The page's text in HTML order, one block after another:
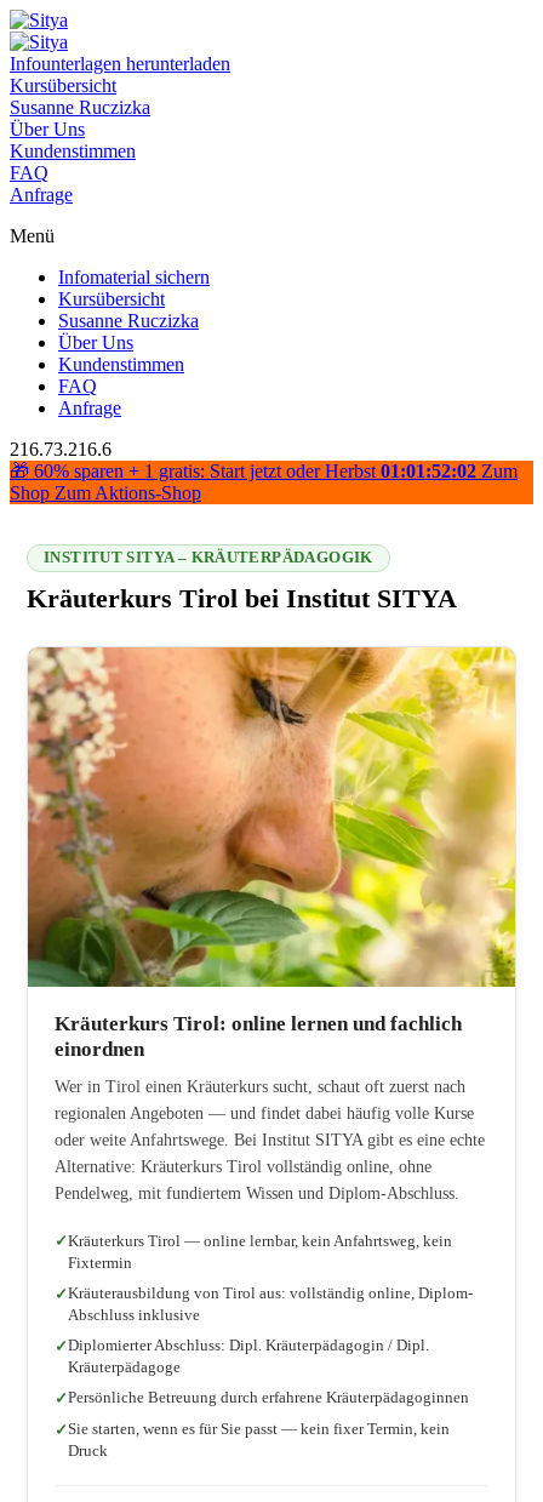
Infounterlagen herunterladen
Kursübersicht
Susanne Ruczizka
Über Uns
Kundenstimmen
FAQ
Anfrage
Menü
Infomaterial sichern
Kursübersicht
Susanne Ruczizka
Über Uns
Kundenstimmen
FAQ
Anfrage
216.73.216.6
🎁 60% sparen + 1 gratis: Start jetzt oder Herbst 01:01:52:02 Zum
Shop Zum Aktions-Shop
INSTITUT SITYA – KRÄUTERPÄDAGOGIK
Kräuterkurs Tirol bei Institut SITYA
216.73.216.6 2026-08-06 22:06:50
Kräuterkurs Tirol: online lernen und fachlich
einordnen
Wer in Tirol einen Kräuterkurs sucht, schaut oft zuerst nach
regionalen Angeboten — und findet dabei häufig volle Kurse
oder weite Anfahrtswege. Bei Institut SITYA gibt es eine echte
Alternative: Kräuterkurs Tirol vollständig online, ohne
Pendelweg, mit fundiertem Wissen und Diplom-Abschluss.
Kräuterkurs Tirol — online lernbar, kein Anfahrtsweg, kein
Fixtermin
Kräuterausbildung von Tirol aus: vollständig online, Diplom-
Abschluss inklusive
Diplomierter Abschluss: Dipl. Kräuterpädagogin / Dipl.
Kräuterpädagoge
Persönliche Betreuung durch erfahrene Kräuterpädagoginnen
Sie starten, wenn es für Sie passt — kein fixer Termin, kein
Druck